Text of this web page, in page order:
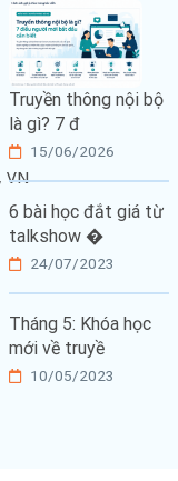
VN
Truyền thông nội bộ
là gì? 7 đ
15/06/2026
6 bài học đắt giá từ
talkshow �
24/07/2023
Tháng 5: Khóa học
mới về truyề
10/05/2023